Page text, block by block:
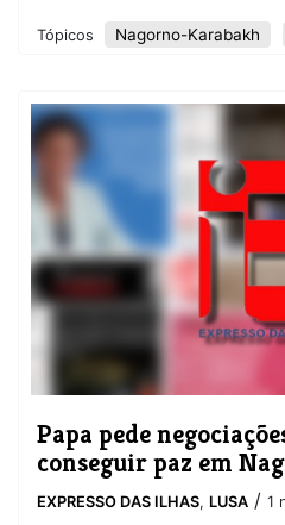
Tópicos Nagorno-Karabakh
Papa pede
conseguir paz em
EXPRESSO DAS ILHAS, LUSA / 1